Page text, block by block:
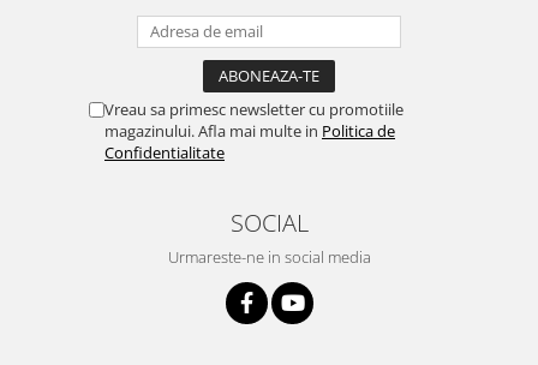
Vreau sa primesc newsletter cu promotiile
magazinului. Afla mai multe in Politica de
Confidentialitate
SOCIAL
Urmareste-ne in social media